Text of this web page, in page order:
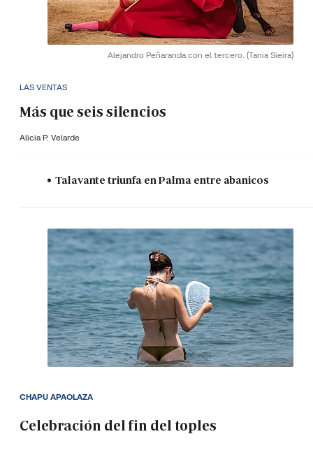
Alejandro Peñaranda con el tercero. (Tania Sieira)
LAS VENTAS
Más que seis silencios
Alicia P. Velarde
Talavante triunfa en Palma entre abanicos
Celebración del fin del toples
CHAPU APAOLAZA